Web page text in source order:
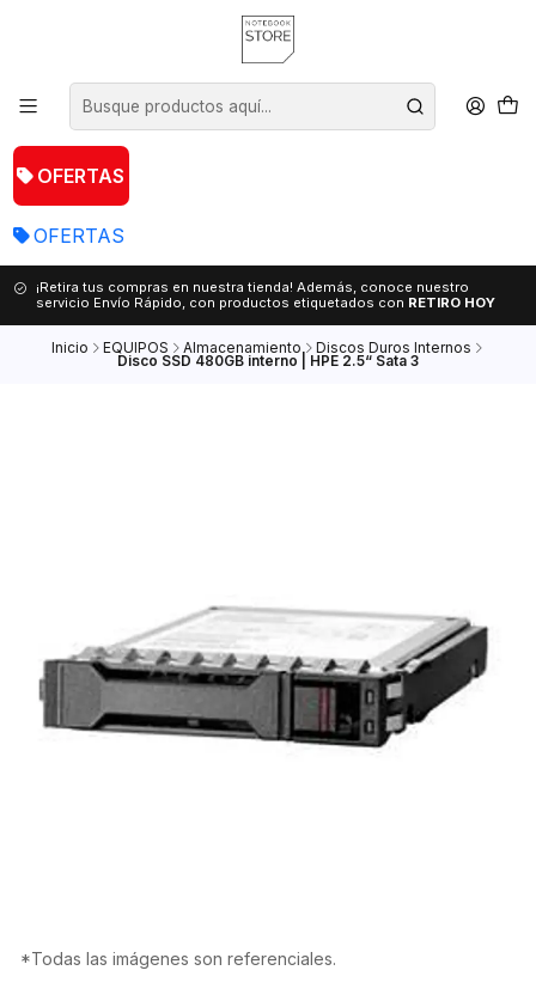
OFERTAS
OFERTAS
¡Retira tus compras en nuestra tienda! Además, conoce nuestro
servicio Envío Rápido, con productos etiquetados con RETIRO HOY
Inicio EQUIPOS Almacenamiento Discos Duros Internos
Disco SSD 480GB interno | HPE 2.5“ Sata 3
*Todas las imágenes son referenciales.